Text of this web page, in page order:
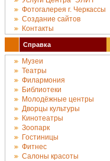
Фотогалерея г. Черкассы
Создание сайтов
Контакты
Справка
Музеи
Театры
Филармония
Библиотеки
Молодёжные центры
Дворцы культуры
Кинотеатры
Зоопарк
Гостиницы
Фитнес
Салоны красоты